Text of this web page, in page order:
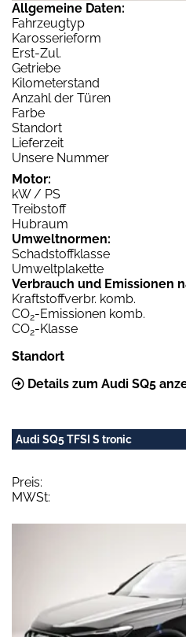
Allgemeine Daten:
Fahrzeugtyp
Karosserieform
Erst-Zul.
Getriebe
Kilometerstand
Anzahl der Türen
Farbe
Standort
Lieferzeit
Unsere Nummer
Motor:
kW / PS
Treibstoff
Hubraum
Umweltnormen:
Schadstoffklasse
Umweltplakette
Verbrauch und Emissionen
Kraftstoffverbr. komb.
CO2-Emissionen komb.
CO2-Klasse
Standort
Details zum Audi SQ5
Audi SQ5 TFSI S tronic
Preis:
MWSt: